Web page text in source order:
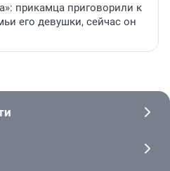
прикамца приговорили к
его девушки, сейчас он